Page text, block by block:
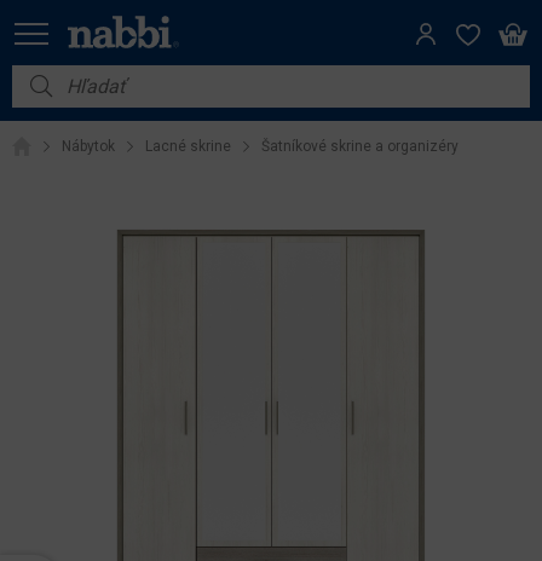
Nábytok
Vybavenie do domácnosti
Nábytok Lacné skrine Šatníkové skrine a organizéry